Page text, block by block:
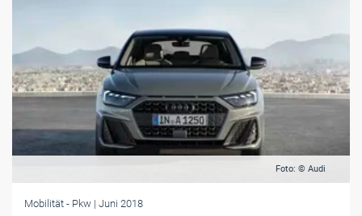
Foto: © Audi
Mobilität - Pkw | Juni 2018